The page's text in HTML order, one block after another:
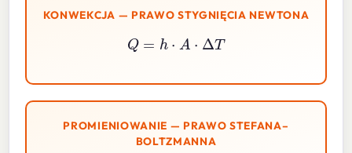
KONWEKCJA — PRAWO STYGNIĘCIA NEWTONA
Q =h A⋅ T
PROMIENIOWANIE — PRAWO STEFANA–
BOLTZMANNA